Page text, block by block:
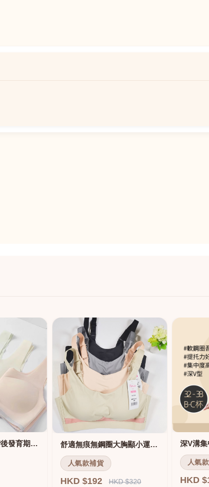
防上滑防陀第二階後發育期內衣 舒適無痕無鋼圈大胸顯小運動內衣
人氣款補貨
HKD $192 HKD $320
人氣
HKD